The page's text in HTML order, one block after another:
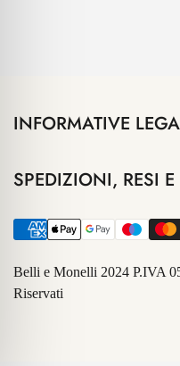
INFORMATIVE
Privacy Policy
Contatti
CHI SIAMO
SPEDIZIONI, RESI
Informazioni sulle spedizioni
Belli e Monelli 2024 P.IVA
Riservati